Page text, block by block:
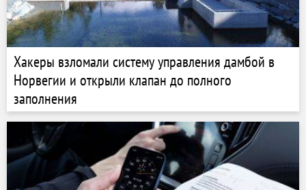
Хакеры взломали систему управления дамбой в
Норвегии и открыли клапан до полного
заполнения